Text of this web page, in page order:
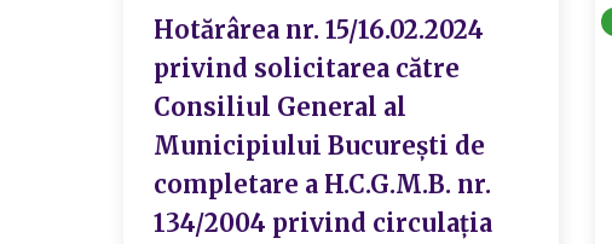
Hotărârea nr. 15/16.02.2024
privind solicitarea către
Consiliul General al
Municipiului București de
completare a H.C.G.M.B. nr.
134/2004 privind circulația